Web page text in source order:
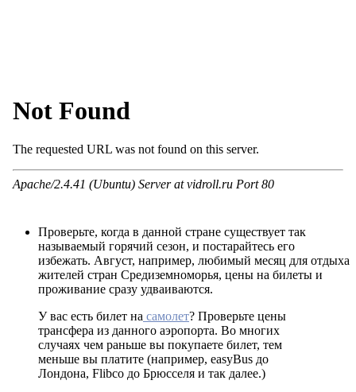
Проверьте, когда в данной стране существует так
называемый горячий сезон, и постарайтесь его
избежать. Август, например, любимый месяц для отдыха
жителей стран Средиземноморья, цены на билеты и
проживание сразу удваиваются.
У вас есть билет на самолет? Проверьте цены
трансфера из данного аэропорта. Во многих
случаях чем раньше вы покупаете билет, тем
меньше вы платите (например, easyBus до
Лондона, Flibco до Брюсселя и так далее.)